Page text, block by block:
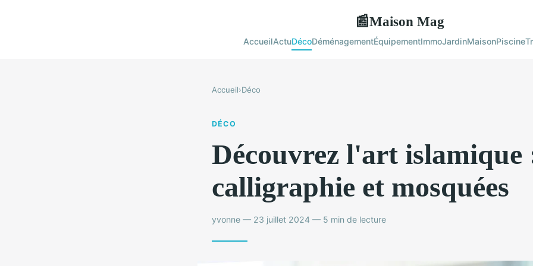
📰Maison Mag
AccueilActuDécoDéménagementÉquipementImmoJardinMaisonPiscine
Accueil›Déco
DÉCO
Découvrez l'art islamique
calligraphie et mosquées
yvonne — 23 juillet 2024 — 5 min de lecture